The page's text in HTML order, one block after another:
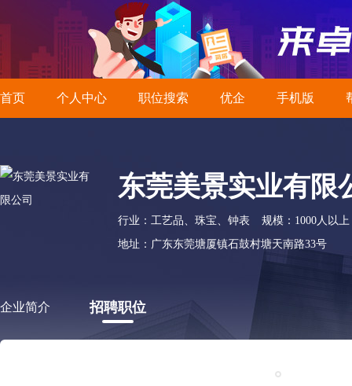
首页 个人中心 职位搜索 优企 手机版
东莞美景实业有限
行业：工艺品、珠宝、钟表
规模：1000人以上
地址：广东东莞塘厦镇石鼓村塘天南路33号
企业简介 招聘职位